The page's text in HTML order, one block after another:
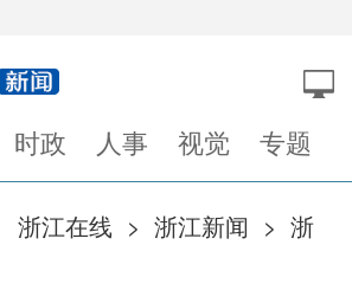
时政 人事 视觉 专题
浙江在线 > 浙江新闻 > 浙